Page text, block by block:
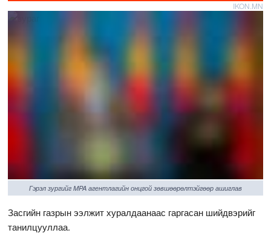
IKON.MN
Гэрэл зургийг MPA агентлагийн онцгой зөвшөөрөлтэйгөөр ашиглав
Засгийн газрын ээлжит хуралдаанаас гаргасан шийдвэрийг
танилцууллаа.